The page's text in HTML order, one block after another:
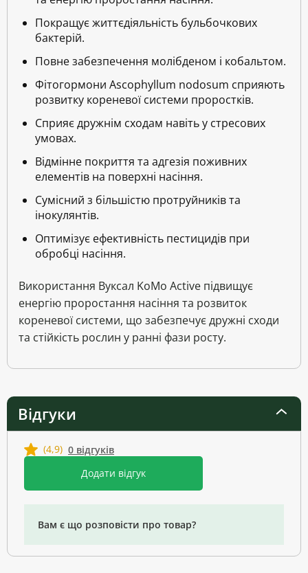
Покращує життєдіяльність бульбочкових
бактерій.
Повне забезпечення молібденом і кобальтом.
Фітогормони Ascophyllum nodosum сприяють
розвитку кореневої системи проростків.
Сприяє дружнім сходам навіть у стресових
умовах.
Відмінне покриття та адгезія поживних
елементів на поверхні насіння.
Сумісний з більшістю протруйників та
інокулянтів.
Оптимізує ефективність пестицидів при
обробці насіння.
Використання Вуксал KoMo Active підвищує
енергію проростання насіння та розвиток
кореневої системи, що забезпечує дружні сходи
та стійкість рослин у ранні фази росту.
Відгуки
(4,9) 0 відгуків
Додати відгук
Вам є що розповісти про товар?